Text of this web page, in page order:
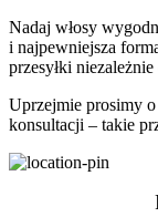
Nadaj włosy
i najpewniejsza
przesyłki
Uprzejmie prosimy o
konsultacji – takie